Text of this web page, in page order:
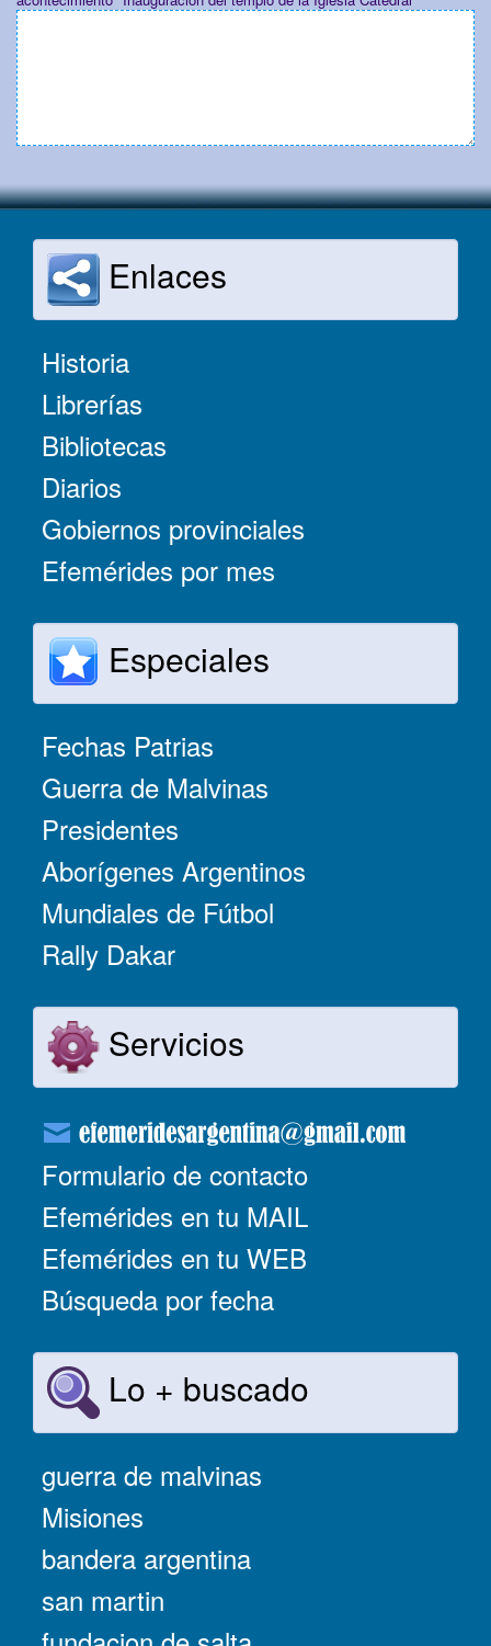
Enlaces
Historia
Librerías
Bibliotecas
Diarios
Gobiernos provinciales
Efemérides por mes
Especiales
Fechas Patrias
Guerra de Malvinas
Presidentes
Aborígenes Argentinos
Mundiales de Fútbol
Rally Dakar
Servicios
Formulario de contacto
Efemérides en tu MAIL
Efemérides en tu WEB
Búsqueda por fecha
Lo + buscado
guerra de malvinas
Misiones
bandera argentina
san martin